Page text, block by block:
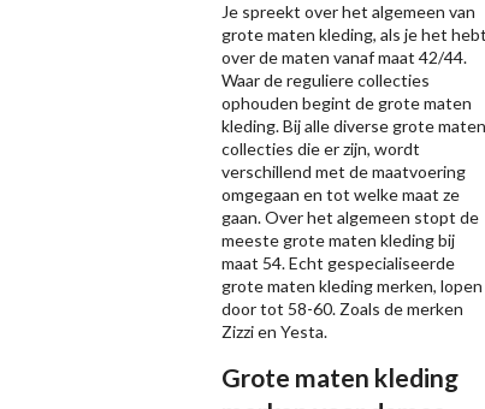
Je spreekt over het algemeen van
grote maten kleding, als je het hebt
over de maten vanaf maat 42/44.
Waar de reguliere collecties
ophouden begint de grote maten
kleding. Bij alle diverse grote maten
collecties die er zijn, wordt
verschillend met de maatvoering
omgegaan en tot welke maat ze
gaan. Over het algemeen stopt de
meeste grote maten kleding bij
maat 54. Echt gespecialiseerde
grote maten kleding merken, lopen
door tot 58-60. Zoals de merken
Zizzien Yesta.
Grote maten kleding